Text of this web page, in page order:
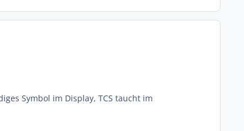
Symbol im Display, TCS taucht im